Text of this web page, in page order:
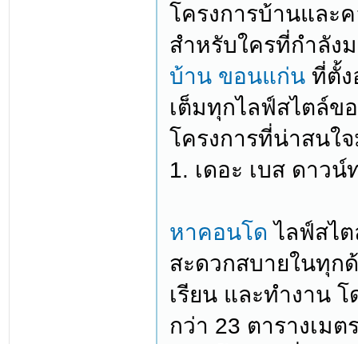
โครงการบ้านและ
สำหรับใครที่กำลัง
บ้าน ขอนแก่น ที่ตั้ง
เต็มทุกไลฟ์สไตล์ข
โครงการที่น่าสนใ
1. เดอะ เบส ดาว
หาคอนโด ไลฟ์สไ
สะดวกสบายในทุก
เรียน และทำงาน
กว่า 23 ตารางเม